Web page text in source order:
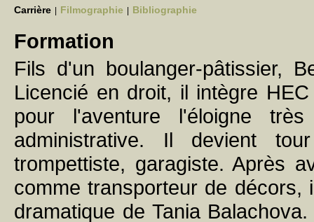
Carrière Filmographie Bibliographie
Formation
Fils d'un boulanger-pâtissier,
Licencié en droit, il intègre
pour l'aventure l'éloigne
administrative. Il devient
trompettiste, garagiste. Après
comme transporteur de
dramatique de Tania